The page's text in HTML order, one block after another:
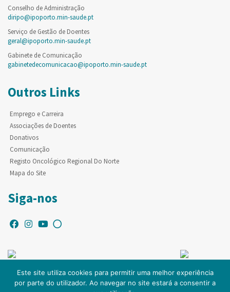
Conselho de Administração
diripo@ipoporto.min-saude.pt
Serviço de Gestão de Doentes
geral@ipoporto.min-saude.pt
Gabinete de Comunicação
gabinetedecomunicacao@ipoporto.min-saude.pt
Outros Links
Emprego e Carreira
Associações de Doentes
Donativos
Comunicação
Registo Oncológico Regional Do Norte
Mapa do Site
Siga-nos
Este site utiliza cookies para permitir uma melhor experiência
por parte do utilizador. Ao navegar no site estará a consentir a